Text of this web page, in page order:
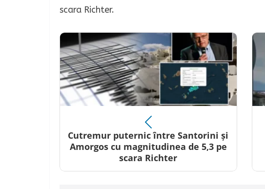
scara Richter.
Cutremur puternic între Santorini și
Amorgos cu magnitudinea de 5,3 pe
scara Richter